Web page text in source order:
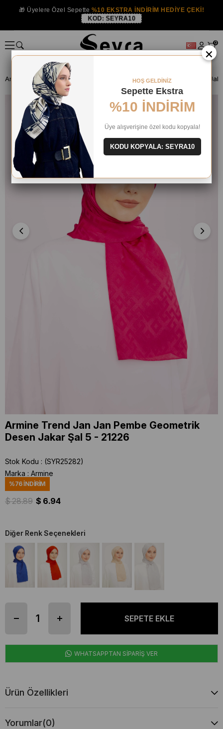
🎁 Üyelere Özel Sepette %10 EKSTRA İNDİRİM HEDİYE ÇEKİ!
KOD: SEYRA10
0
Anasayfa ŞAL
Armine Trend Jan Jan Pembe Geometrik
Desen Jakar Şal 5 - 21226
Stok Kodu
(SYR25282)
Marka : Armine
%76İNDIRIM
$ 28.89 $ 6.94
Diğer Renk Seçenekleri
WHATSAPPTAN SİPARİŞ VER
Ürün Özellikleri
Yorumlar(0)
×
HOŞ GELDİNİZ
Sepette Ekstra
%10 İNDİRİM
Üye alışverişine özel kodu kopyala!
KODU KOPYALA: SEYRA10